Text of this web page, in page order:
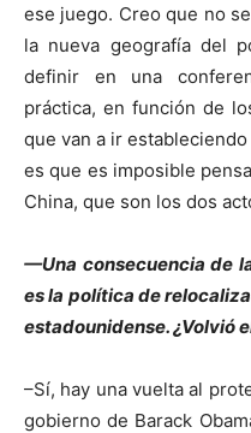
ese juego. Creo que no
la nueva geografía del
definir en una
práctica, en función de
que van a ir
es que es imposible
China, que son los dos
—Una consecuencia de
es la política de
estadounidense. ¿Volvió
–Sí, hay una vuelta al
gobierno de Barack